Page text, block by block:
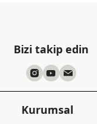
Bizi takip edin
Kurumsal